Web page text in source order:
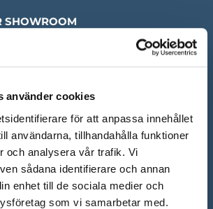
använder cookies
för att anpassa innehållet
användarna, tillhandahålla funktioner
och analysera vår trafik. Vi
sådana identifierare och annan
enhet till de sociala medier och
som vi samarbetar med.
SHOWROOM
om inget annat anges